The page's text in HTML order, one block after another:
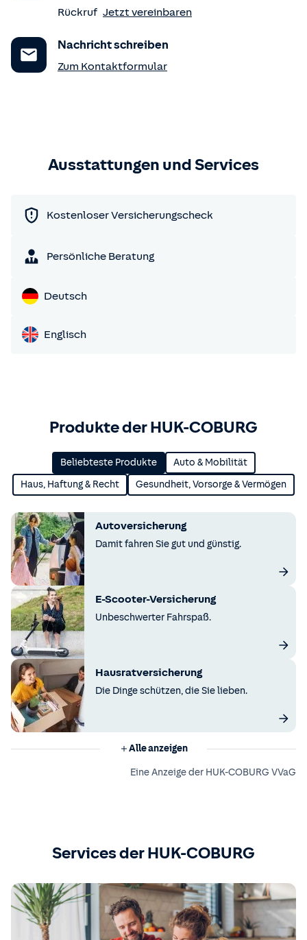
Rückruf Jetzt vereinbaren
Nachricht schreiben
Zum Kontaktformular
Ausstattungen und Services
Kostenloser Versicherungscheck
Persönliche Beratung
Deutsch
Englisch
Produkte der HUK-COBURG
Beliebteste Produkte Auto & Mobilität
Haus, Haftung & Recht Gesundheit, Vorsorge & Vermögen
Autoversicherung
Damit fahren Sie gut und günstig.
E-Scooter-Versicherung
Unbeschwerter Fahrspaß.
Hausratversicherung
Die Dinge schützen, die Sie lieben.
Alle anzeigen
Eine Anzeige der HUK-COBURG VVaG
Services der HUK-COBURG